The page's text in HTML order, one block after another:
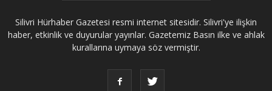
Silivri Hürhaber Gazetesi resmi internet sitesidir. Silivri'ye ilişkin
haber, etkinlik ve duyurular yayınlar. Gazetemiz Basın ilke ve ahlak
kurallarına uymaya söz vermiştir.